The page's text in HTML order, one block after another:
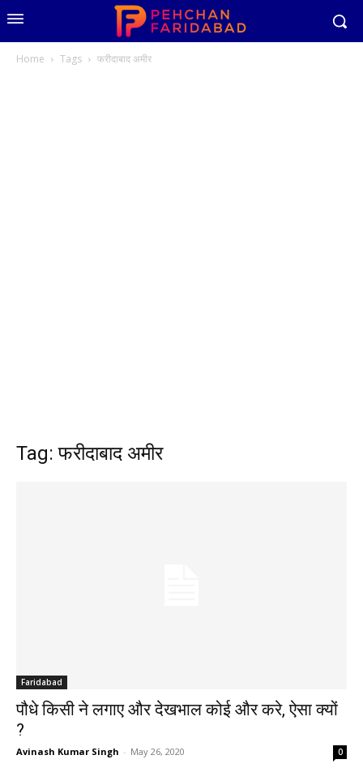
Home Tags फरीदाबाद अमीर
Tag: फरीदाबाद अमीर
Faridabad
पौधे किसी ने लगाए और देखभाल कोई और करे, ऐसा क्यों
?
Avinash Kumar Singh - May 26, 2020 0